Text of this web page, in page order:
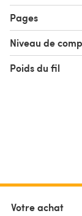
Pages
Niveau de
Poids du fil
Votre achat